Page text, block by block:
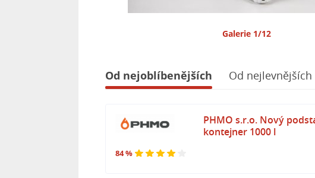
Galerie 1/12
Od nejoblíbenějších Od nejlevnějších
84 %
PHMO s.r.o. Nový
kontejner 1000 l